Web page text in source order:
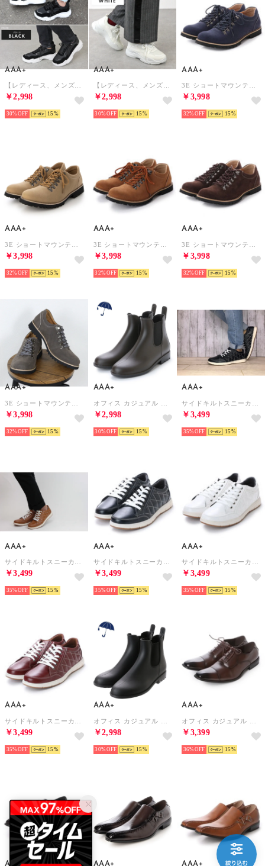
AAA+
￥2,998
30% 15
AAA+
￥2,998
30% 15
AAA+
￥3,998
32% 15
AAA+
￥3,998
32% 15
AAA+
￥3,998
32% 15
AAA+
￥3,998
32% 15
AAA+
￥3,998
32% 15
AAA+
￥2,998
30% 15
AAA+
￥3,499
35% 15
AAA+
￥3,499
35% 15
AAA+
￥3,499
35% 15
AAA+
￥3,499
35% 15
AAA+
￥3,499
35% 15
AAA+
￥2,998
30% 15
AAA+
￥3,399
36% 15
AAA+ AAA+ AAA+